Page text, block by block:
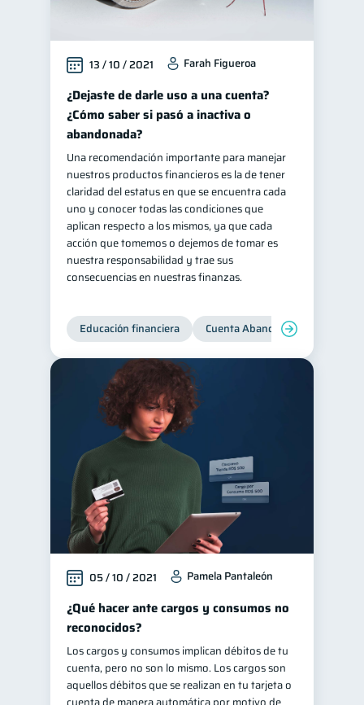
13 / 10 / 2021 Farah Figueroa
¿Dejaste de darle uso a una cuenta?
¿Cómo saber si pasó a inactiva o
abandonada?
Una recomendación importante para manejar
nuestros productos financieros es la de tener
claridad del estatus en que se encuentra cada
uno y conocer todas las condiciones que
aplican respecto a los mismos, ya que cada
acción que tomemos o dejemos de tomar es
nuestra responsabilidad y trae sus
consecuencias en nuestras finanzas.
Educación financiera Cuenta Abandonada
05 / 10 / 2021 Pamela Pantaleón
¿Qué hacer ante cargos y consumos no
reconocidos?
Los cargos y consumos implican débitos de tu
cuenta, pero no son lo mismo. Los cargos son
aquellos débitos que se realizan en tu tarjeta o